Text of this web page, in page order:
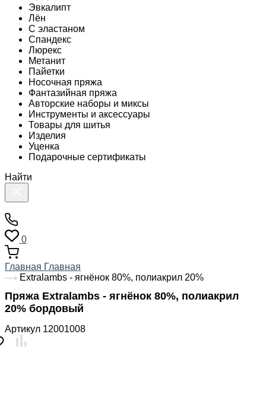
Эвкалипт
Лён
C эластаном
Спандекс
Люрекс
Метанит
Пайетки
Носочная пряжа
Фантазийная пряжа
Авторские наборы и миксы
Инструменты и аксессуары
Товары для шитья
Изделия
Уценка
Подарочные сертификаты
Найти
0
Главная Главная
Extralambs - ягнёнок 80%, полиакрил 20%
Пряжа Extralambs - ягнёнок 80%, полиакрил
20% бордовый
Артикул 12001008